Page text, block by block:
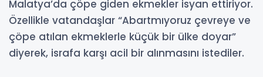
Malatya’da çöpe giden ekmekler isyan ettiriyor.
Özellikle vatandaşlar “Abartmıyoruz çevreye ve
çöpe atılan ekmeklerle küçük bir ülke doyar”
diyerek, israfa karşı acil bir alınmasını istediler.